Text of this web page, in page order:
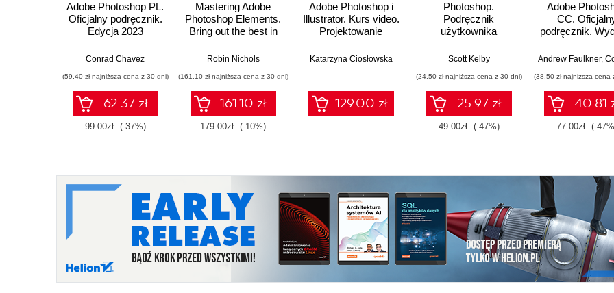
Adobe Photoshop PL.
Oficjalny podręcznik.
Edycja 2023
Conrad Chavez
(59,40 zł najniższa cena z 30 dni)
62.37 zł
99.00zł (-37%)
Mastering Adobe
Photoshop Elements.
Bring out the best in
Adobe Photoshop
Sixth Edition
Robin Nichols
(161,10 zł najniższa cena z 30 dni)
161.10 zł
179.00zł (-10%)
Adobe Photoshop i
Illustrator. Kurs video.
Projektowanie
Katarzyna Ciosłowska
129.00 zł
Photoshop.
Podręcznik
użytkownika
II
Scott Kelby
(24,50 zł najniższa cena z 30 dni)
25.97 zł
49.00zł (-47%)
Adobe
CC.
podręcznik.
Andrew Faulkner,
(38,50 zł najniższa cena
40.81
77.00zł (-